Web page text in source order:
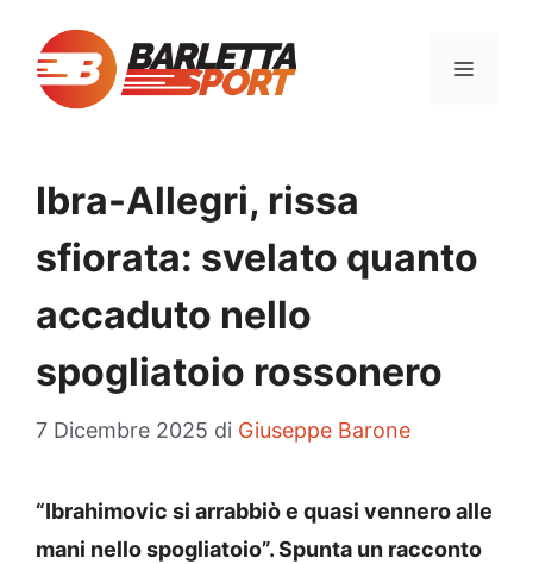
contenuto
MENU
Ibra-Allegri, rissa
sfiorata: svelato quanto
accaduto nello
spogliatoio rossonero
7 Dicembre 2025 di Giuseppe Barone
“Ibrahimovic si arrabbiò e quasi vennero alle
mani nello spogliatoio”. Spunta un racconto